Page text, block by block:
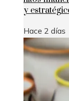
y
Hace 2 días